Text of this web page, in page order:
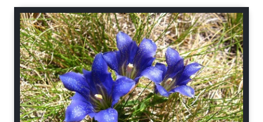
Alpenflora